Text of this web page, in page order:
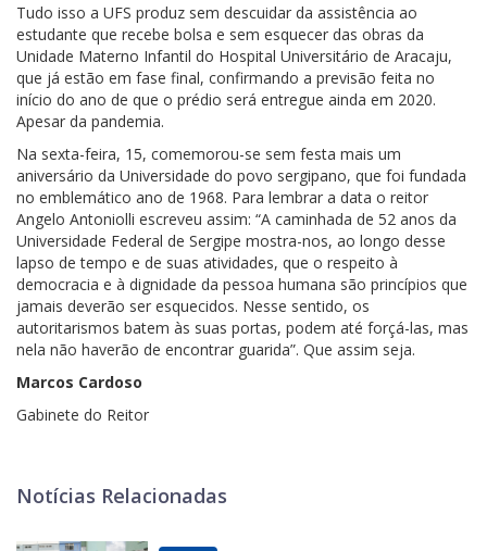
Tudo isso a UFS produz sem descuidar da assistência ao
estudante que recebe bolsa e sem esquecer das obras da
Unidade Materno Infantil do Hospital Universitário de Aracaju,
que já estão em fase final, confirmando a previsão feita no
início do ano de que o prédio será entregue ainda em 2020.
Apesar da pandemia.
Na sexta-feira, 15, comemorou-se sem festa mais um
aniversário da Universidade do povo sergipano, que foi fundada
no emblemático ano de 1968. Para lembrar a data o reitor
Angelo Antoniolli escreveu assim: “A caminhada de 52 anos da
Universidade Federal de Sergipe mostra-nos, ao longo desse
lapso de tempo e de suas atividades, que o respeito à
democracia e à dignidade da pessoa humana são princípios que
jamais deverão ser esquecidos. Nesse sentido, os
autoritarismos batem às suas portas, podem até forçá-las, mas
nela não haverão de encontrar guarida”. Que assim seja.
Marcos Cardoso
Gabinete do Reitor
Notícias Relacionadas